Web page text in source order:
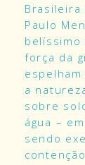
Brasileira
Paulo
força da
a
sobre
água –
sendo